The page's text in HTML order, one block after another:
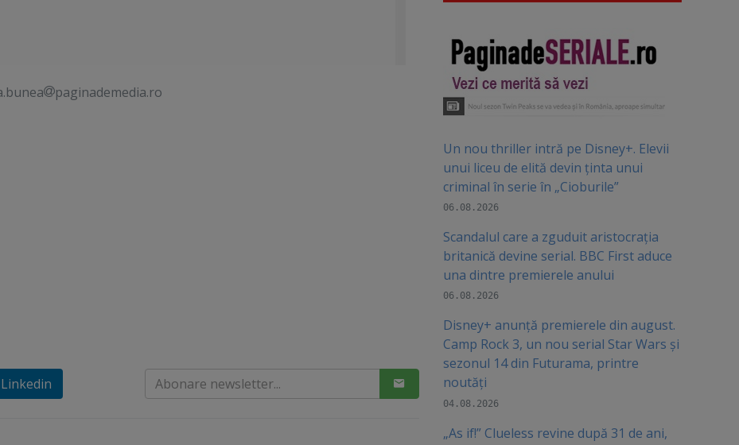
paginademedia.ro
Linkedin
Un nou thriller intră pe Disney+. Elevii
unui liceu de elită devin ținta unui
criminal în serie în „Cioburile”
06.08.2026
Scandalul care a zguduit aristocrația
britanică devine serial. BBC First aduce
una dintre premierele anului
06.08.2026
Disney+ anunță premierele din august.
Camp Rock 3, un nou serial Star Wars și
sezonul 14 din Futurama, printre
noutăți
04.08.2026
„As if!” Clueless revine după 31 de ani,